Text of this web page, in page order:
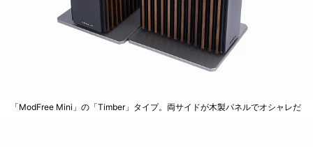
「ModFree Mini」の「Timber」タイプ。両サイドが木製パネルでオシャレだ